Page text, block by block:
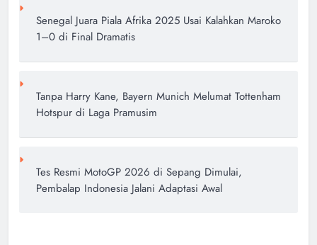
Senegal Juara Piala Afrika 2025 Usai Kalahkan Maroko
1–0 di Final Dramatis
Tanpa Harry Kane, Bayern Munich Melumat Tottenham
Hotspur di Laga Pramusim
Tes Resmi MotoGP 2026 di Sepang Dimulai,
Pembalap Indonesia Jalani Adaptasi Awal